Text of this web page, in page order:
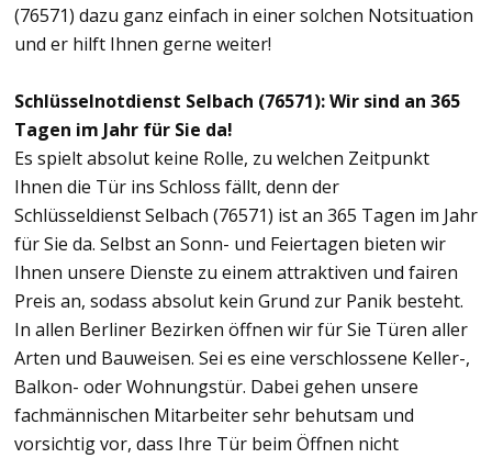
(76571) dazu ganz einfach in einer solchen Notsituation
und er hilft Ihnen gerne weiter!
Schlüsselnotdienst Selbach (76571): Wir sind an 365
Tagen im Jahr für Sie da!
Es spielt absolut keine Rolle, zu welchen Zeitpunkt
Ihnen die Tür ins Schloss fällt, denn der
Schlüsseldienst Selbach (76571) ist an 365 Tagen im Jahr
für Sie da. Selbst an Sonn- und Feiertagen bieten wir
Ihnen unsere Dienste zu einem attraktiven und fairen
Preis an, sodass absolut kein Grund zur Panik besteht.
In allen Berliner Bezirken öffnen wir für Sie Türen aller
Arten und Bauweisen. Sei es eine verschlossene Keller-,
Balkon- oder Wohnungstür. Dabei gehen unsere
fachmännischen Mitarbeiter sehr behutsam und
vorsichtig vor, dass Ihre Tür beim Öffnen nicht